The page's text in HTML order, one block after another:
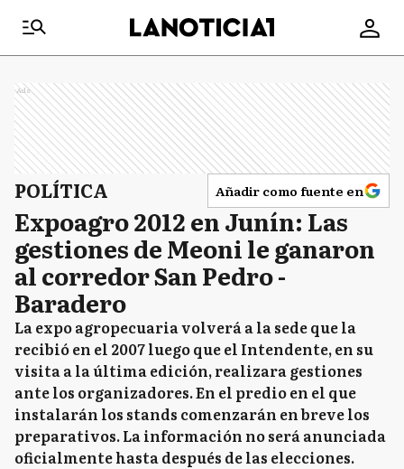
Ads
POLÍTICA Añadir como fuente en
Expoagro 2012 en Junín: Las
gestiones de Meoni le ganaron
al corredor San Pedro -
Baradero
La expo agropecuaria volverá a la sede que la
recibió en el 2007 luego que el Intendente, en su
visita a la última edición, realizara gestiones
ante los organizadores. En el predio en el que
instalarán los stands comenzarán en breve los
preparativos. La información no será anunciada
oficialmente hasta después de las elecciones.